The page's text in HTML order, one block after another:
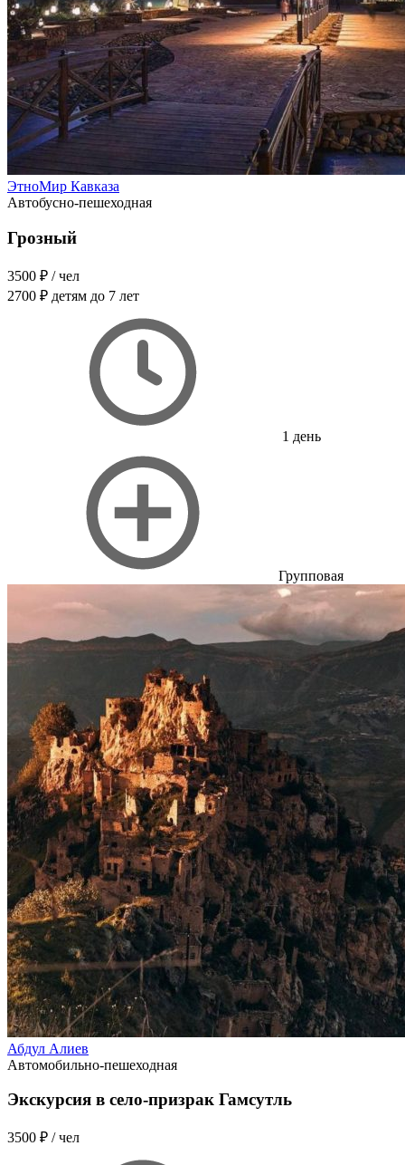
ЭтноМир Кавказа
Автобусно-пешеходная
Грозный
3500 ₽ / чел
2700 ₽ детям до 7 лет
1 день
Групповая
Абдул Алиев
Автомобильно-пешеходная
Экскурсия в село-призрак Гамсутль
3500 ₽ / чел